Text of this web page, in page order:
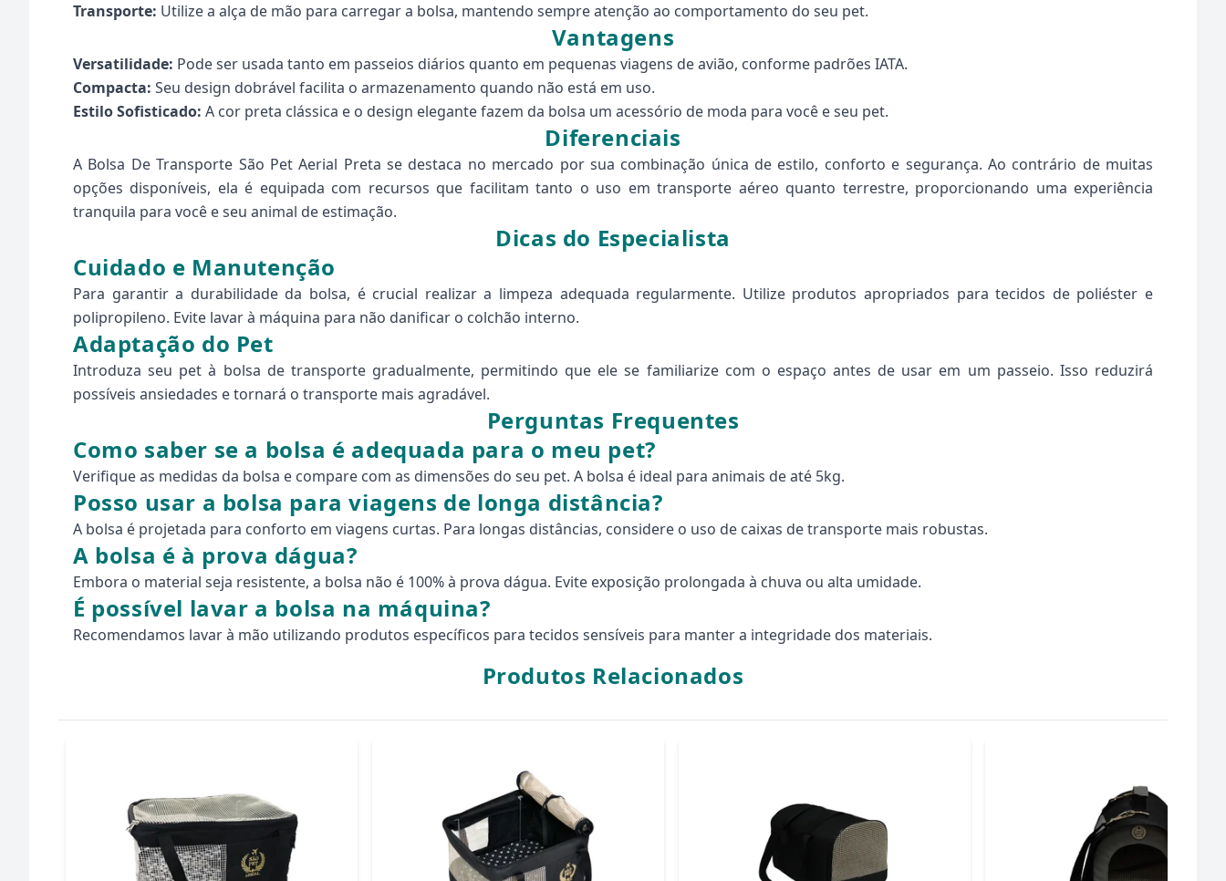
Transporte: Utilize a alça de mão para carregar a bolsa, mantendo sempre atenção ao comportamento do seu pet.
Vantagens
Versatilidade: Pode ser usada tanto em passeios diários quanto em pequenas viagens de avião, conforme padrões IATA.
Compacta: Seu design dobrável facilita o armazenamento quando não está em uso.
Estilo Sofisticado: A cor preta clássica e o design elegante fazem da bolsa um acessório de moda para você e seu pet.
Diferenciais
A Bolsa De Transporte São Pet Aerial Preta se destaca no mercado por sua combinação única de estilo, conforto e segurança. Ao contrário de muitas
opções disponíveis, ela é equipada com recursos que facilitam tanto o uso em transporte aéreo quanto terrestre, proporcionando uma experiência
tranquila para você e seu animal de estimação.
Dicas do Especialista
Cuidado e Manutenção
Para garantir a durabilidade da bolsa, é crucial realizar a limpeza adequada regularmente. Utilize produtos apropriados para tecidos de poliéster e
polipropileno. Evite lavar à máquina para não danificar o colchão interno.
Adaptação do Pet
Introduza seu pet à bolsa de transporte gradualmente, permitindo que ele se familiarize com o espaço antes de usar em um passeio. Isso reduzirá
possíveis ansiedades e tornará o transporte mais agradável.
Perguntas Frequentes
Como saber se a bolsa é adequada para o meu pet?
Verifique as medidas da bolsa e compare com as dimensões do seu pet. A bolsa é ideal para animais de até 5kg.
Posso usar a bolsa para viagens de longa distância?
A bolsa é projetada para conforto em viagens curtas. Para longas distâncias, considere o uso de caixas de transporte mais robustas.
A bolsa é à prova dágua?
Embora o material seja resistente, a bolsa não é 100% à prova dágua. Evite exposição prolongada à chuva ou alta umidade.
É possível lavar a bolsa na máquina?
Recomendamos lavar à mão utilizando produtos específicos para tecidos sensíveis para manter a integridade dos materiais.
Produtos Relacionados